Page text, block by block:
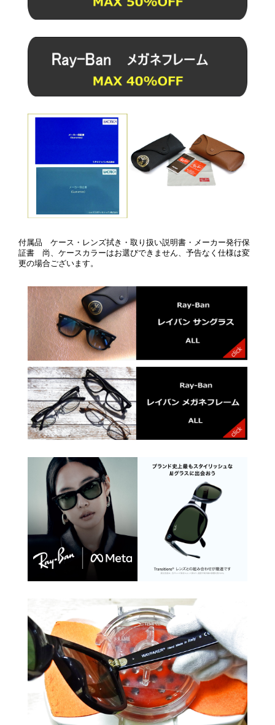
付属品 ケース・レンズ拭き・取り扱い説明書・メーカー発行保
証書 尚、ケースカラーはお選びできません、予告なく仕様は変
更の場合ございます。